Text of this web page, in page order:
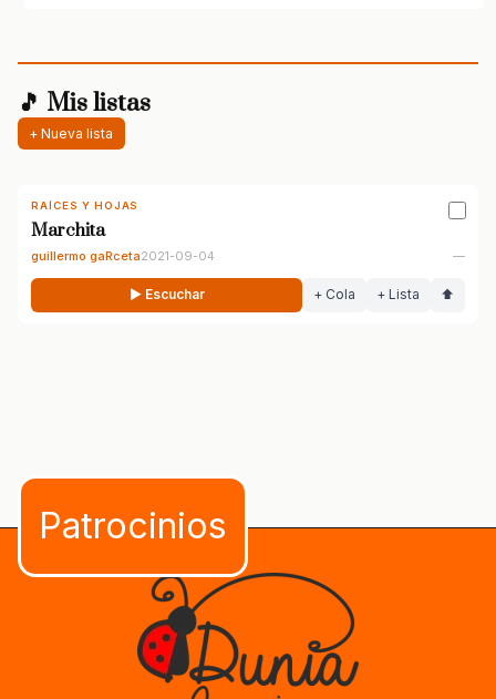
🎵 Mis listas
+ Nueva lista
RAÍCES Y HOJAS
Marchita
guillermo gaRceta2021-09-04 —
▶ Escuchar + Cola + Lista ⬆